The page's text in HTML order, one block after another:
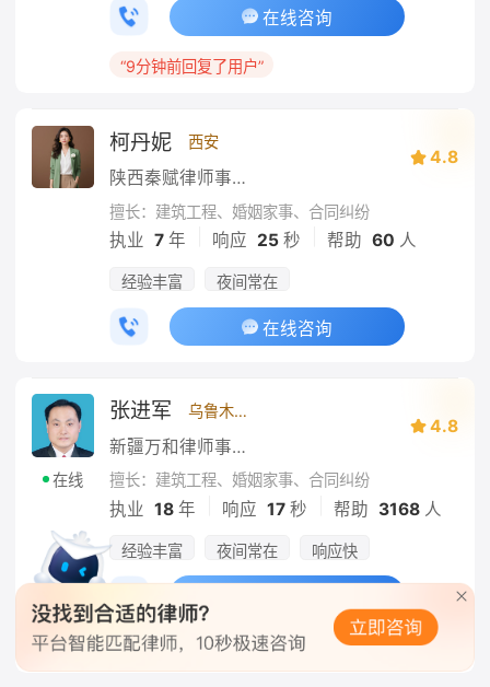
在线咨询
“9分钟前回复了用户”
柯丹妮 西安
陕西秦赋律师事务所
4.8
擅长：建筑工程、婚姻家事、合同纠纷
执业 7 年 响应 25秒 帮助 60 人
经验丰富 夜间常在
在线咨询
在线
张进军 乌鲁木齐
新疆万和律师事务所
4.8
擅长：建筑工程、婚姻家事、合同纠纷
执业 18 年 响应 17秒 帮助 3168人
经验丰富 夜间常在 响应快
“7分钟前回复了用户”